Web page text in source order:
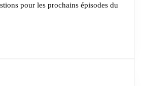
pour les prochains épisodes du